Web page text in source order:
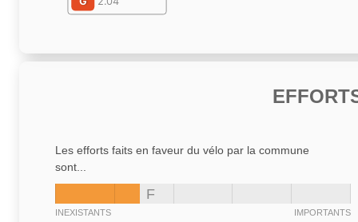
Les efforts faits en faveur du vélo par la commune
sont...
F
INEXISTANTS IMPORTANTS